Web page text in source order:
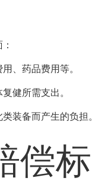
、药品费用等。
健所需支出。
装备而产生的负担。
偿标